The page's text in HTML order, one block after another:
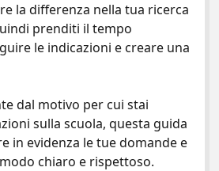
la differenza nella tua ricerca
prenditi il tempo
le indicazioni e creare una
dal motivo per cui stai
sulla scuola, questa guida
in evidenza le tue domande e
chiaro e rispettoso.